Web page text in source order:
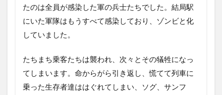
たのは全員が感染した軍の兵士たちでした。結局駅
にいた軍隊はもうすべて感染しており、ゾンビと化
していました。
たちまち乗客たちは襲われ、次々とその犠牲になっ
てしまいます。命からがら引き返し、慌てて列車に
乗った生存者達ははぐれてしまい、ソグ、サンフ